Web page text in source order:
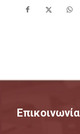
Επικοινωνία